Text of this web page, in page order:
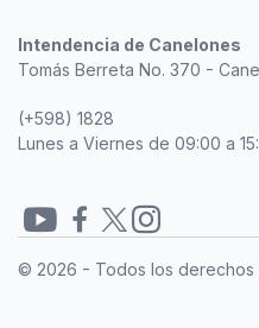
Intendencia de Canelones
Tomás Berreta No. 370 -
(+598) 1828
Lunes a Viernes de 09:00 a
© 2026 - Todos los derechos
Redes